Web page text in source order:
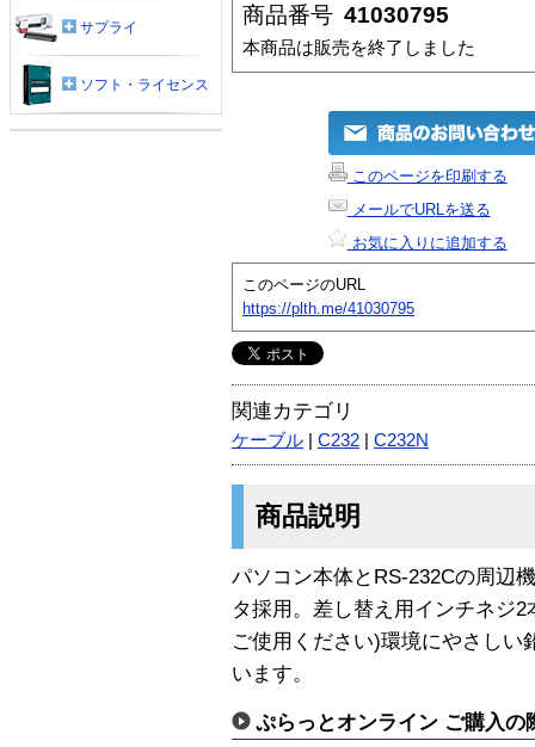
商品番号 41030795
本商品は販売を終了しました
このページを印刷する
メールでURLを送る
お気に入りに追加する
このページのURL
https://plth.me/41030795
関連カテゴリ
ケーブル C232 C232N
商品説明
パソコン本体とRS-232Cの周辺
タ採用。差し替え用インチネジ
ご使用ください)環境にやさしい
います。
ぷらっとオンライン ご購入の
サプライ
ソフト・ライセンス